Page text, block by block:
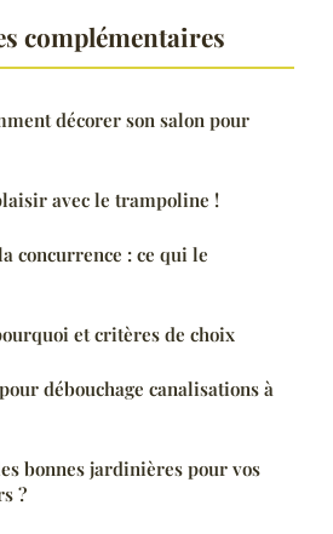
complémentaires
décorer son salon pour
avec le trampoline !
concurrence : ce qui le
et critères de choix
débouchage canalisations à
bonnes jardinières pour vos
?